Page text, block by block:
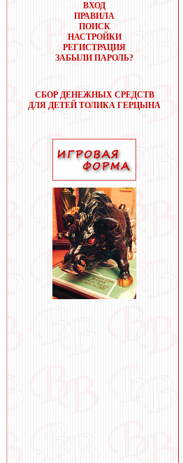
ВХОД
ПРАВИЛА
ПОИСК
НАСТРОЙКИ
РЕГИСТРАЦИЯ
ЗАБЫЛИ ПАРОЛЬ?
СБОР ДЕНЕЖНЫХ СРЕДСТВ
ДЛЯ ДЕТЕЙ ТОЛИКА ГЕРЦЫНА